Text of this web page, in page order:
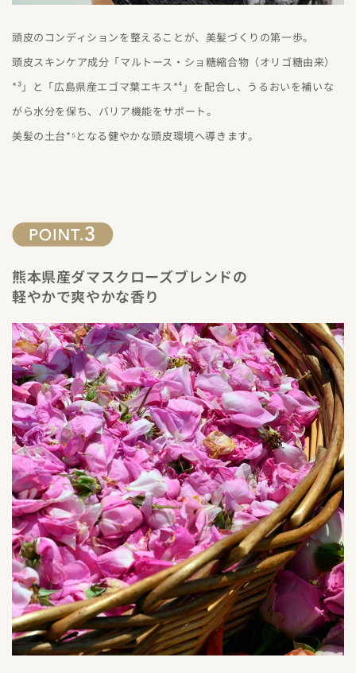
頭皮のコンディションを整えることが、美髪づくりの第一歩。
頭皮スキンケア成分「マルトース・ショ糖縮合物（オリゴ糖由来）
*³」と「広島県産エゴマ葉エキス*⁴」を配合し、うるおいを補いな
がら水分を保ち、バリア機能をサポート。
美髪の土台*⁵となる健やかな頭皮環境へ導きます。
熊本県産ダマスクローズブレンドの
軽やかで爽やかな香り